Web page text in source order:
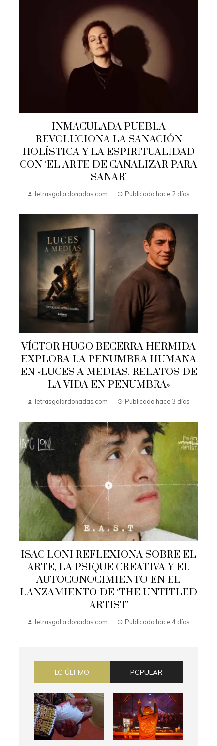
INMACULADA PUEBLA
REVOLUCIONA LA SANACIÓN
HOLÍSTICA Y LA ESPIRITUALIDAD
CON ‘EL ARTE DE CANALIZAR PARA
SANAR’
letrasgalardonadas.com Publicado hace 2 días
VÍCTOR HUGO BECERRA HERMIDA
EXPLORA LA PENUMBRA HUMANA
EN «LUCES A MEDIAS. RELATOS DE
LA VIDA EN PENUMBRA»
letrasgalardonadas.com Publicado hace 3 días
ISAC LONI REFLEXIONA SOBRE EL
ARTE, LA PSIQUE CREATIVA Y EL
AUTOCONOCIMIENTO EN EL
LANZAMIENTO DE ‘THE UNTITLED
ARTIST’
letrasgalardonadas.com Publicado hace 4 días
LO ÚLTIMO POPULAR